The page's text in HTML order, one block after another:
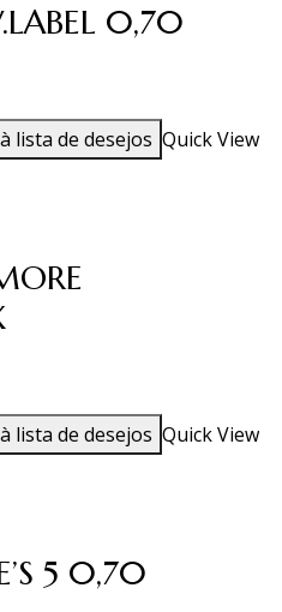
0,70
lista de desejos Quick View
lista de desejos Quick View
5 0,70